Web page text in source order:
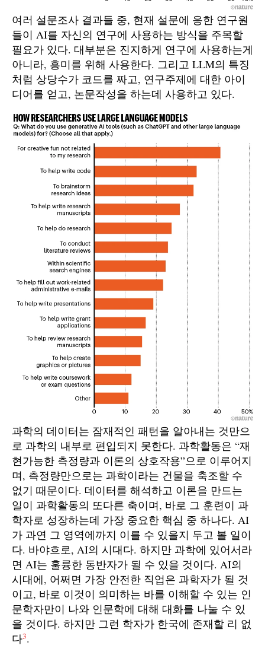
여러 설문조사 결과들 중, 현재 설문에 응한 연구원
들이 AI를 자신의 연구에 사용하는 방식을 주목할
필요가 있다. 대부분은 진지하게 연구에 사용하는게
아니라, 흥미를 위해 사용한다. 그리고 LLM의 특징
처럼 상당수가 코드를 짜고, 연구주제에 대한 아이
디어를 얻고, 논문작성을 하는데 사용하고 있다.
과학의 데이터는 잠재적인 패턴을 알아내는 것만으
로 과학의 내부로 편입되지 못한다. 과학활동은 “재
현가능한 측정량과 이론의 상호작용”으로 이루어지
며, 측정량만으로는 과학이라는 건물을 축조할 수
없기 때문이다. 데이터를 해석하고 이론을 만드는
일이 과학활동의 또다른 축이며, 바로 그 훈련이 과
학자로 성장하는데 가장 중요한 핵심 중 하나다. AI
가 과연 그 영역에까지 이를 수 있을지 두고 볼 일이
다. 바야흐로, AI의 시대다. 하지만 과학에 있어서라
면 AI는 훌륭한 동반자가 될 수 있을 것이다. AI의
시대에, 어쩌면 가장 안전한 직업은 과학자가 될 것
이고, 바로 이것이 의미하는 바를 이해할 수 있는 인
문학자만이 나와 인문학에 대해 대화를 나눌 수 있
을 것이다. 하지만 그런 학자가 한국에 존재할 리 없
다3.